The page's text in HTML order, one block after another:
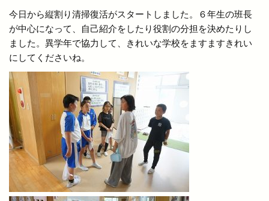
今日から縦割り清掃復活がスタートしました。６年生の班長
が中心になって、自己紹介をしたり役割の分担を決めたりし
ました。異学年で協力して、きれいな学校をますますきれい
にしてくださいね。